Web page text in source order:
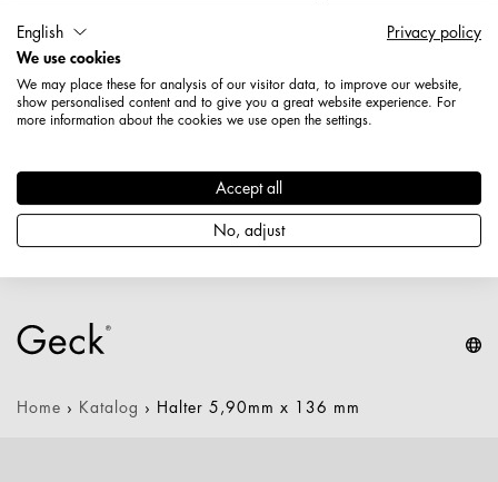
P/Lose; Maße: 136 30 60 5,90
Artikelnummer: 1157700006589
Länge: 136 mm
Höhe: 60 mm
Durchmesser / Stärke: 5,9 mm
Nettogewicht: 0,073 kg
Keine Varianten verfügbar
Home › Katalog › Halter 5,90mm x 136 mm
English
Privacy policy
We use cookies
We may place these for analysis of our visitor data, to improve our website,
show personalised content and to give you a great website experience. For
more information about the cookies we use open the settings.
Accept all
No, adjust